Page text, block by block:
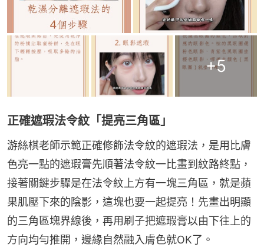
+5
正確遮瑕法令紋「提亮三角區」
游絲棋老師示範正確修飾法令紋的遮瑕法，是用比膚
色亮一點的遮瑕膏先順著法令紋一比畫到紋路終點，
接著關鍵步驟是在法令紋上方有一塊三角區，就是蘋
果肌壓下來的陰影，這塊也要一起提亮！先畫出明顯
的三角區塊界線後，再用刷子把遮瑕膏以由下往上的
方向均勻推開，邊緣自然融入膚色就OK了。